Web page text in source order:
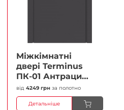
Міжкімнатні
двері Terminus
ПК-01 Антрацит
(п/п) Глухі
Плівка
від 4249 грн за полотно
Детальніше